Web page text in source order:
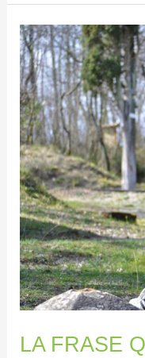
LA FRASE
LA
FRASE
QUE
TE
DEFINE
SEGUN
TU
SIGNO